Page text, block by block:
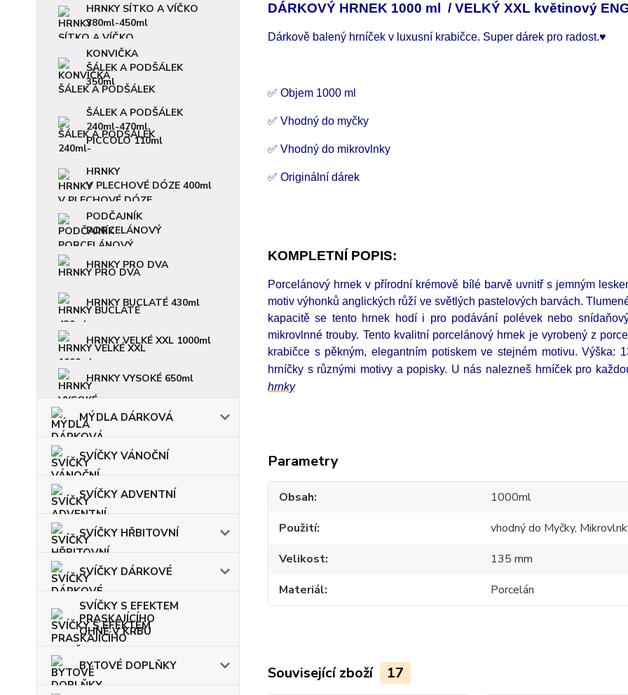
HRNKY SÍTKO A VÍČKO
380ml-450ml
KONVIČKA
ŠÁLEK A PODŠÁLEK
350ml
ŠÁLEK A PODŠÁLEK
240ml-470ml,
PICCOLO 110ml
HRNKY
V PLECHOVÉ DÓZE 400ml
PODČAJNÍK
PORCELÁNOVÝ
HRNKY PRO DVA
HRNKY BUCLATÉ 430ml
HRNKY VELKÉ XXL 1000ml
HRNKY VYSOKÉ 650ml
MÝDLA DÁRKOVÁ
SVÍČKY VÁNOČNÍ
SVÍČKY ADVENTNÍ
SVÍČKY HŘBITOVNÍ
SVÍČKY DÁRKOVÉ
SVÍČKY S EFEKTEM
PRASKAJÍCÍHO
OHNĚ V KRBU
BYTOVÉ DOPLŇKY
DÁRKOVÝ HRNEK 1000 ml / VELKÝ XXL květinový
Dárkově balený hrníček v luxusní krabičce. Super dárek pro radost.♥
✅ Objem 1000 ml
✅ Vhodný do myčky
✅ Vhodný do mikrovlnky
✅ Originální dárek
KOMPLETNÍ POPIS:
Porcelánový hrnek v přírodní krémově bílé barvě uvnitř s jemným
motiv výhonků anglických růží ve světlých pastelových barvách.
kapacitě se tento hrnek hodí i pro podávání polévek nebo
mikrovlnné trouby. Tento kvalitní porcelánový hrnek je vyrobený z
krabičce s pěkným, elegantním potiskem ve stejném motivu. Výška:
hrníčky s různými motivy a popisky. U nás nalezneš hrníček pro
hrnky
Parametry
Obsah
1000ml
Použití
vhodný do Myčky,
Velikost
135 mm
Materiál
Porcelán
Související zboží 17